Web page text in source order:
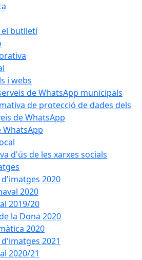
butlletí
i webs
de WhatsApp municipals
de protecció de dades dels
de WhatsApp
WhatsApp
d'ús de les xarxes socials
2020
2020
2019/20
la Dona 2020
2020
2021
2020/21